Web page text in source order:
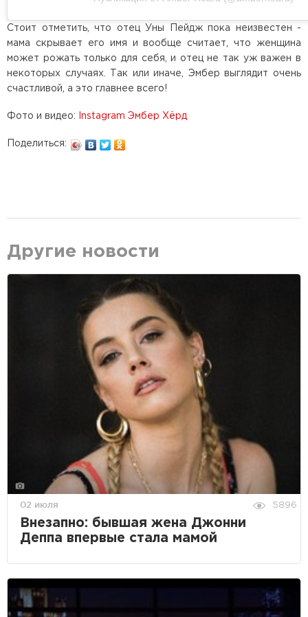
Стоит отметить, что отец Уны Пейдж пока неизвестен -
мама скрывает его имя и вообще считает, что женщина
может рожать только для себя, и отец не так уж важен в
некоторых случаях. Так или иначе, Эмбер выглядит очень
счастливой, а это главнее всего!
Фото и видео: Instagram Эмбер Хёрд
Поделиться:
Другие новости
02 июля 5896
Внезапно: бывшая жена Джонни
Деппа впервые стала мамой